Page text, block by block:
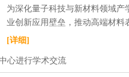
为深化量子科技与新材料领域
业创新应用壁垒，推动高端材料
日，国仪量子与辽宁材料实验室
[详细]
心进行学术交流